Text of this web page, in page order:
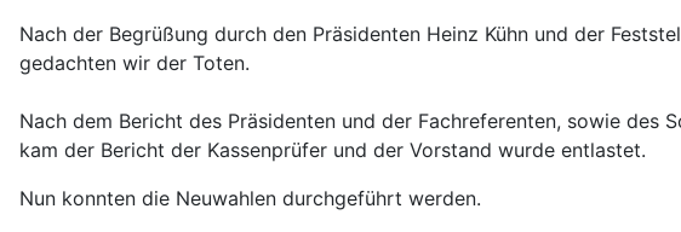
Nach der Begrüßung durch den Präsidenten Heinz Kühn und der
gedachten wir der Toten.
Nach dem Bericht des Präsidenten und der Fachreferenten, sowie des
kam der Bericht der Kassenprüfer und der Vorstand wurde entlastet.
Nun konnten die Neuwahlen durchgeführt werden.